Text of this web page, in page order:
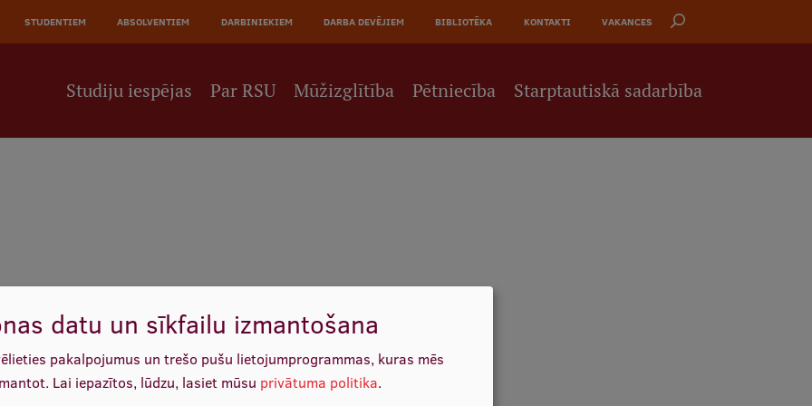
STUDENTIEM ABSOLVENTIEM DARBINIEKIEM DARBA DEVĒJIEM BIBLIOTĒKA KONTAKTI VAKANCES
Studiju iespējas Par RSU Mūžizglītība Pētniecība Starptautiskā sadarbība
5800.00 EUR/gadā
datu un sīkfailu izmantošana
pakalpojumus un trešo pušu lietojumprogrammas, kuras mēs
Lai iepazītos, lūdzu, lasiet mūsu privātuma politika.